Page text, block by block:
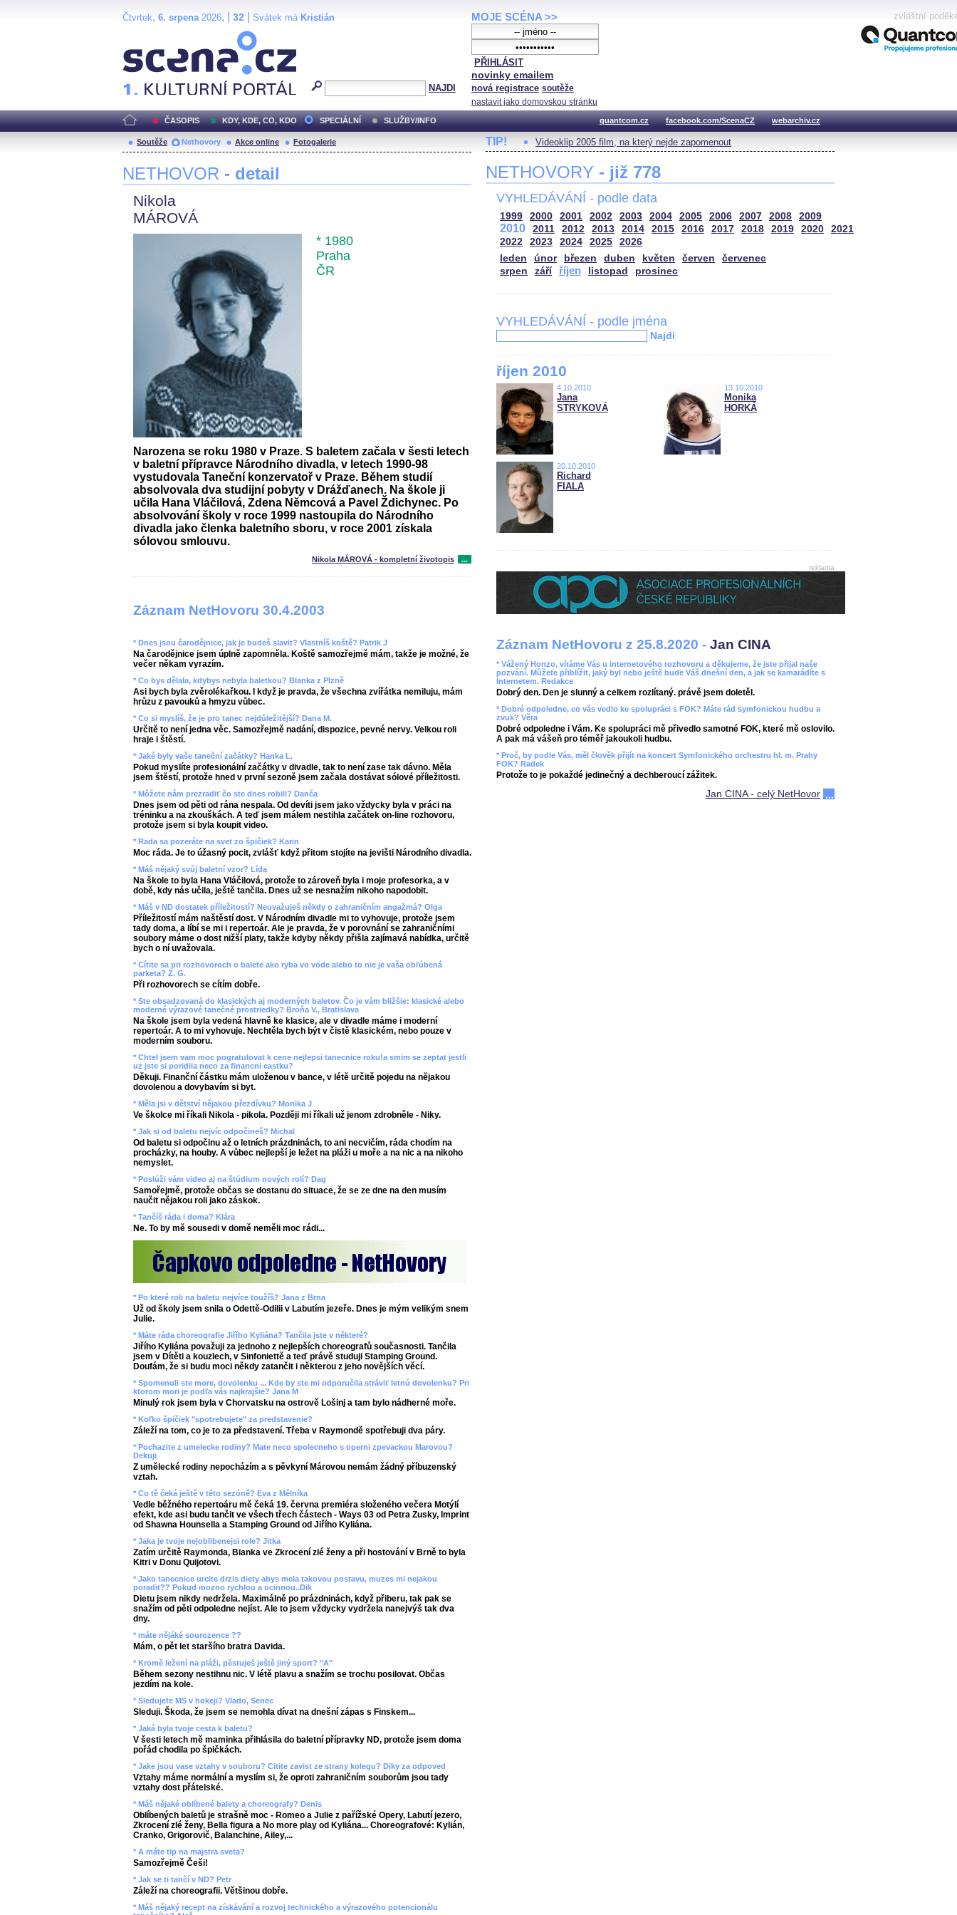
Čtvrtek, 6. srpena2026, | 32 Svátek má Kristián
NAJDI
MOJE SCÉNA >>
PŘIHLÁSIT
novinky emailem
nová registrace soutěže
nastavit jako domovskou stránku
zvláštní
ČASOPIS KDY, KDE, CO, KDO SPECIÁLNÍ SLUŽBY/INFO quantcom.cz facebook.com/ScenaCZ webarchiv.cz
Soutěže Nethovory Akce online Fotogalerie
NETHOVOR - detail
Nikola
MÁROVÁ
* 1980
Praha
ČR
Narozena se roku 1980 v Praze. S baletem začala v šesti letech
v baletní přípravce Národního divadla, v letech 1990-98
vystudovala Taneční konzervatoř v Praze. Během studií
absolvovala dva studijní pobyty v Drážďanech. Na škole ji
učila Hana Vláčilová, Zdena Němcová a Pavel Ždichynec. Po
absolvování školy v roce 1999 nastoupila do Národního
divadla jako členka baletního sboru, v roce 2001 získala
sólovou smlouvu.
Nikola MÁROVÁ - kompletní životopis ...
Záznam NetHovoru 30.4.2003
* Dnes jsou čarodějnice, jak je budeš slavit? Vlastníš koště? Patrik J
Na čarodějnice jsem úplně zapomněla. Koště samozřejmě mám, takže je možné, že
večer někam vyrazím.
* Co bys dělala, kdybys nebyla baletkou? Blanka z Plzně
Asi bych byla zvěrolékařkou. I když je pravda, že všechna zvířátka nemiluju, mám
hrůzu z pavouků a hmyzu vůbec.
* Co si myslíš, že je pro tanec nejdůležitější? Dana M.
Určitě to není jedna věc. Samozřejmě nadání, dispozice, pevné nervy. Velkou roli
hraje i štěstí.
* Jaké byly vaše taneční začátky? Hanka L.
Pokud myslíte profesionální začátky v divadle, tak to není zase tak dávno. Měla
jsem štěstí, protože hned v první sezoně jsem začala dostávat sólové příležitosti.
* Môžete nám prezradiť čo ste dnes robili? Danča
Dnes jsem od pěti od rána nespala. Od devíti jsem jako vždycky byla v práci na
tréninku a na zkouškách. A teď jsem málem nestihla začátek on-line rozhovoru,
protože jsem si byla koupit video.
* Rada sa pozeráte na svet zo špičiek? Karin
Moc ráda. Je to úžasný pocit, zvlášť když přitom stojíte na jevišti Národního divadla.
* Máš nějaký svůj baletní vzor? Lída
Na škole to byla Hana Vláčilová, protože to zároveň byla i moje profesorka, a v
době, kdy nás učila, ještě tančila. Dnes už se nesnažím nikoho napodobit.
* Máš v ND dostatek příležitostí? Neuvažuješ někdy o zahraničním angažmá? Olga
Příležitostí mám naštěstí dost. V Národním divadle mi to vyhovuje, protože jsem
tady doma, a líbí se mi i repertoár. Ale je pravda, že v porovnání se zahraničními
soubory máme o dost nižší platy, takže kdyby někdy přišla zajímavá nabídka, určitě
bych o ní uvažovala.
* Cítite sa pri rozhovoroch o balete ako ryba vo vode alebo to nie je vaša obľúbená
parketa? Z. G.
Při rozhovorech se cítím dobře.
* Ste obsadzovaná do klasických aj moderných baletov. Čo je vám bližšie: klasické alebo
moderné výrazové tanečné prostriedky? Broňa V., Bratislava
Na škole jsem byla vedená hlavně ke klasice, ale v divadle máme i moderní
repertoár. A to mi vyhovuje. Nechtěla bych být v čistě klasickém, nebo pouze v
moderním souboru.
* Chtel jsem vam moc pogratulovat k cene nejlepsi tanecnice roku!a smim se zeptat jestli
uz jste si poridila neco za financni castku?
Děkuji. Finanční částku mám uloženou v bance, v létě určitě pojedu na nějakou
dovolenou a dovybavím si byt.
* Měla jsi v dětství nějakou přezdívku? Monika J
Ve školce mi říkali Nikola - pikola. Později mi říkali už jenom zdrobněle - Niky.
* Jak si od baletu nejvíc odpočineš? Michal
Od baletu si odpočinu až o letních prázdninách, to ani necvičím, ráda chodím na
procházky, na houby. A vůbec nejlepší je ležet na pláži u moře a na nic a na nikoho
nemyslet.
* Poslúži vám video aj na štúdium nových rolí? Dag
Samořejmě, protože občas se dostanu do situace, že se ze dne na den musím
naučit nějakou roli jako záskok.
* Tančíš ráda i doma? Klára
Ne. To by mě sousedi v domě neměli moc rádi...
* Po které roli na baletu nejvíce toužíš? Jana z Brna
Už od školy jsem snila o Odettě-Odilii v Labutím jezeře. Dnes je mým velikým snem
Julie.
* Máte ráda choreografie Jiřího Kyliána? Tančila jste v některé?
Jiřího Kyliána považuji za jednoho z nejlepších choreografů současnosti. Tančila
jsem v Dítěti a kouzlech, v Sinfoniettě a teď právě studuji Stamping Ground.
Doufám, že si budu moci někdy zatančit i některou z jeho novějších věcí.
* Spomenuli ste more, dovolenku ... Kde by ste mi odporučila stráviť letnú dovolenku? Pri
ktorom mori je podľa vás najkrajšie? Jana M
Minulý rok jsem byla v Chorvatsku na ostrově Lošinj a tam bylo nádherné moře.
* Koľko špičiek "spotrebujete" za predstavenie?
Záleží na tom, co je to za představení. Třeba v Raymondě spotřebuji dva páry.
* Pochazite z umelecke rodiny? Mate neco spolecneho s operni zpevackou Marovou?
Dekuji
Z umělecké rodiny nepocházím a s pěvkyní Márovou nemám žádný příbuzenský
vztah.
* Co tě čeká ještě v této sezóně? Eva z Mělníka
Vedle běžného repertoáru mě čeká 19. června premiéra složeného večera Motýlí
efekt, kde asi budu tančit ve všech třech částech - Ways 03 od Petra Zusky, Imprint
od Shawna Hounsella a Stamping Ground od Jiřího Kyliána.
* Jaka je tvoje nejoblibenejsi role? Jitka
Zatím určitě Raymonda, Bianka ve Zkrocení zlé ženy a při hostování v Brně to byla
Kitri v Donu Quijotovi.
* Jako tanecnice urcite drzis diety abys mela takovou postavu, muzes mi nejakou
poradit?? Pokud mozno rychlou a ucinnou..Dik
Dietu jsem nikdy nedržela. Maximálně po prázdninách, když přiberu, tak pak se
snažím od pěti odpoledne nejíst. Ale to jsem vždycky vydržela nanejvýš tak dva
dny.
* máte nějáké sourozence ??
Mám, o pět let staršího bratra Davida.
* Kromě ležení na pláži, pěstuješ ještě jiný sport? "A"
Během sezony nestihnu nic. V létě plavu a snažím se trochu posilovat. Občas
jezdím na kole.
* Sledujete MS v hokeji? Vlado, Senec
Sleduji. Škoda, že jsem se nemohla dívat na dnešní zápas s Finskem...
* Jaká byla tvoje cesta k baletu?
V šesti letech mě maminka přihlásila do baletní přípravky ND, protože jsem doma
pořád chodila po špičkách.
* Jake jsou vase vztahy v souboru? Citite zavist ze strany kolegu? Diky za odpoved
Vztahy máme normální a myslím si, že oproti zahraničním souborům jsou tady
vztahy dost přátelské.
* Máš nějaké oblíbené balety a choreografy? Denis
Oblíbených baletů je strašně moc - Romeo a Julie z pařížské Opery, Labutí jezero,
Zkrocení zlé ženy, Bella figura a No more play od Kyliána... Choreografové: Kylián,
Cranko, Grigorovič, Balanchine, Ailey,...
* A máte tip na majstra sveta?
Samozřejmě Češi!
* Jak se ti tančí v ND? Petr
Záleží na choreografii. Většinou dobře.
* Máš nějaký recept na získávání a rozvoj technického a výrazového potencionálu
TIP! Videoklip 2005 film, na který nejde zapomenout
NETHOVORY - již 778
VYHLEDÁVÁNÍ - podle data
1999 2000 2001 2002 2003 2004 2005 2006 2007 2008 2009
2010 2011 2012 2013 2014 2015 2016 2017 2018 2019 2020
2021
2022
2023 2024 2025
2026
leden
únor březen duben květen červen
červenec
srpen
září říjen listopad prosinec
VYHLEDÁVÁNÍ - podle jména
Najdi
říjen 2010
4.10.2010
Jana
STRYKOVÁ
13.10.2010
Monika
HORKÁ
20.10.2010
Richard
FIALA
reklama
Záznam NetHovoru z 25.8.2020 - Jan CINA
* Vážený Honzo, vítáme Vás u internetového rozhovoru a děkujeme, že jste přijal naše
pozvání. Můžete přiblížit, jaký byl nebo ještě bude Váš dnešní den, a jak se kamarádíte s
Internetem. Redakce
Dobrý den. Den je slunný a celkem rozlítaný. právě jsem doletěl.
* Dobré odpoledne, co vás vedlo ke spolupráci s FOK? Máte rád symfonickou hudbu a
zvuk? Věra
Dobré odpoledne i Vám. Ke spolupráci mě přivedlo samotné FOK, které mě oslovilo.
A pak má vášeň pro téměř jakoukoli hudbu.
* Proč, by podle Vás, měl člověk přijít na koncert Symfonického orchestru hl. m. Prahy
FOK? Radek
Protože to je pokaždé jedinečný a dechberoucí zážitek.
Jan CINA - celý NetHovor